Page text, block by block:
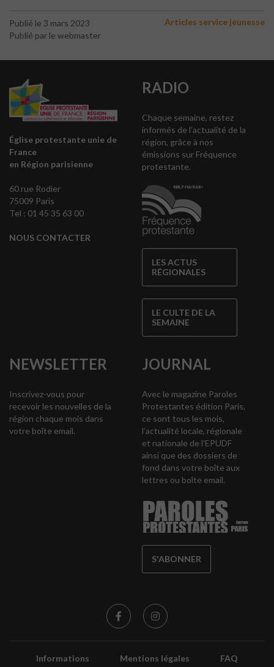
Publié le 3 mars 2023
Publié par le webmaster
Articles service jeunesse
Église protestante unie de
France
en Région parisienne
60 rue Rodier
75009 Paris
Tel : 01 45 35 63 00
NOUS CONTACTER
RADIO
Chaque semaine, restez
informés de l’actualité de la
région, grâce à nos
émissions sur Fréquence
protestante.
LES ACTUS
RÉGIONALES
LE CULTE DE LA
SEMAINE
NEWSLETTER
Inscrivez-vous pour
recevoir les nouvelles de la
région chaque mois dans
votre boîte email.
JOURNAL
Avec le magazine Paroles
Protestantes édition Paris,
ce sont tous les mois,
l’actualité locale, régionale
et nationale de l’EPUDF
ainsi que des dossiers de
fond dans votre boîte aux
lettres ou boîte email.
S'ABONNER
Informations Mentions légales FAQ